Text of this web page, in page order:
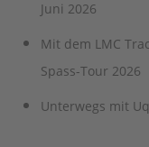
Juni 2026
Mit dem LMC
Spass-Tour 2026
Unterwegs mit